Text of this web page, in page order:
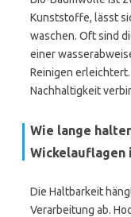
Kunststoffe, lässt
waschen. Oft sind
einer
Reinigen
Nachhaltigkeit
Wie lange
Wickelauflagen
Die Haltbarkeit
Verarbeitung ab.